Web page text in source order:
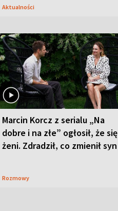
Aktualności
Marcin Korcz z serialu „Na
dobre i na złe” ogłosił, że się
żeni. Zdradził, co zmienił syn
Rozmowy